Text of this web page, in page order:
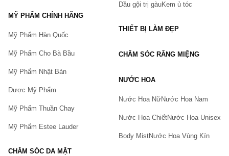
MỸ PHẨM CHÍNH HÃNG
Mỹ Phẩm Hàn Quốc
Mỹ Phẩm Cho Bà Bầu
Mỹ Phẩm Nhật Bản
Dược Mỹ Phẩm
Mỹ Phẩm Thuần Chay
Mỹ Phẩm Estee Lauder
CHĂM SÓC DA MẶT
Dầu gội trị gàuKem ủ tóc
THIẾT BỊ LÀM ĐẸP
CHĂM SÓC RĂNG MIỆNG
NƯỚC HOA
Nước Hoa NữNước Hoa Nam
Nước Hoa ChiếtNước Hoa Unisex
Body MistNước Hoa Vùng Kín